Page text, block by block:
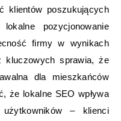
klientów poszukujących
pozycjonowanie
firmy w wynikach
kluczowych sprawia, że
dla mieszkańców
że lokalne SEO wpływa
użytkowników – klienci